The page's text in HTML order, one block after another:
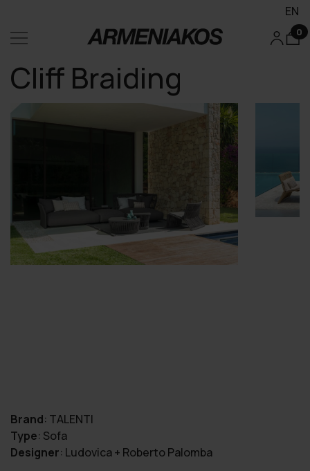
EN
0
Cliff Braiding
Brand: TALENTI
Type: Sofa
Designer: Ludovica + Roberto Palomba